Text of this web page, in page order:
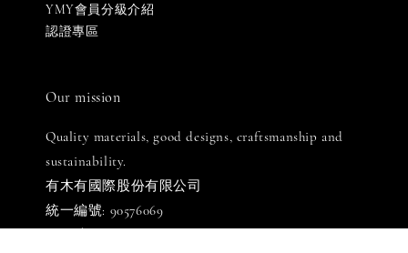
YMY會員分級介紹
認證專區
Our mission
Quality materials, good designs, craftsmanship and
sustainability.
有木有國際股份有限公司
統一編號: 90576069